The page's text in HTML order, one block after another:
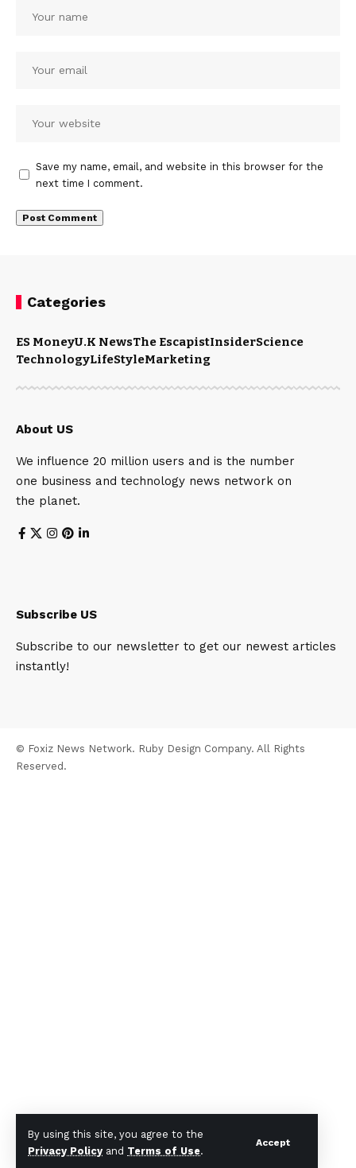
By using this site, you agree to the
Privacy Policy and Terms of Use.
Accept
Save my name, email, and website in this browser for the
next time I comment.
Categories
ES MoneyU.K NewsThe EscapistInsiderScience
TechnologyLifeStyleMarketing
About US
We influence 20 million users and is the number
one business and technology news network on
the planet.
Subscribe US
Subscribe to our newsletter to get our newest articles
instantly!
© Foxiz News Network. Ruby Design Company. All Rights
Reserved.